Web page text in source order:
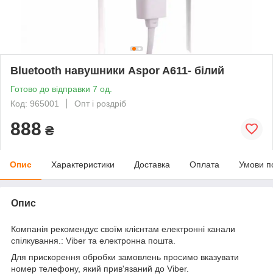
Bluetooth навушники Aspor A611- білий
Готово до відправки 7 од.
Код: 965001
Опт і роздріб
888 ₴
Опис Характеристики Доставка Оплата Умови
Опис
Компанія рекомендує своїм клієнтам електронні канали
спілкування.: Viber та електронна пошта.
Для прискорення обробки замовлень просимо вказувати
номер телефону, який прив'язаний до Viber.